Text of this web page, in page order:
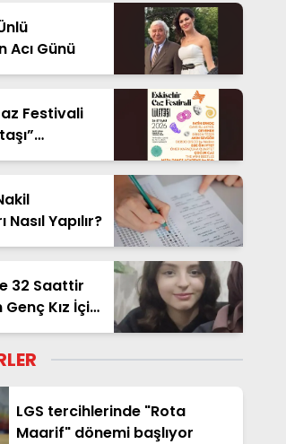
Acı Günü
Festivali
Geliyor
Yapılır?
32 Saattir
Genç Kız İçin
LGS tercihlerinde "Rota
Maarif" dönemi başlıyor